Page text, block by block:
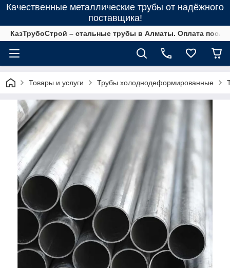
Качественные металлические трубы от надёжного
поставщика!
КазТрубоСтрой – стальные трубы в Алматы. Оплата
Товары и услуги Трубы холоднодеформированные